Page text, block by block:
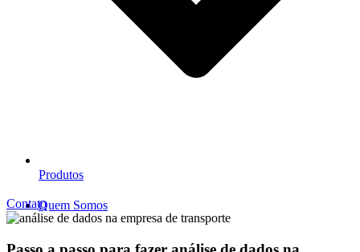
Produtos
Quem Somos
Contato